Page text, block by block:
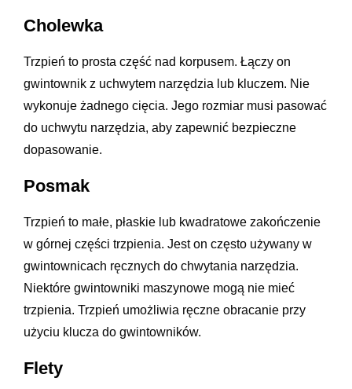
Cholewka
Trzpień to prosta część nad korpusem. Łączy on
gwintownik z uchwytem narzędzia lub kluczem. Nie
wykonuje żadnego cięcia. Jego rozmiar musi pasować
do uchwytu narzędzia, aby zapewnić bezpieczne
dopasowanie.
Posmak
Trzpień to małe, płaskie lub kwadratowe zakończenie
w górnej części trzpienia. Jest on często używany w
gwintownicach ręcznych do chwytania narzędzia.
Niektóre gwintowniki maszynowe mogą nie mieć
trzpienia. Trzpień umożliwia ręczne obracanie przy
użyciu klucza do gwintowników.
Flety